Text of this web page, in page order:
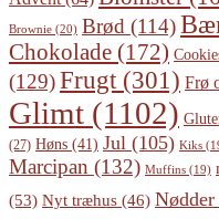
Brownie (20) Brød (114)
Chokolade (172)
(129)Frugt(301) Frø
Glimt (1102)
(27) Høns (41) Jul (105) Kiks
Marcipan (132) Muffins (19)
(53) Nyt træhus (46) Nødder